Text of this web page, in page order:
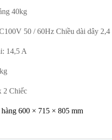
40kg
50 / 60Hz Chiều dài dây 2,4
14,5 A
2 Chiếc
600 × 715 × 805 mm